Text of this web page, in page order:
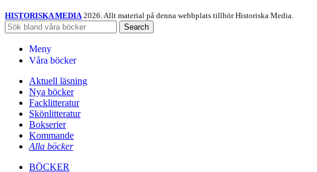
HISTORISKA MEDIA 2026. Allt material på denna webbplats tillhör Historiska Media.
Search
Meny
Våra böcker
Aktuell läsning
Nya böcker
Facklitteratur
Skönlitteratur
Bokserier
Kommande
Alla böcker
BÖCKER